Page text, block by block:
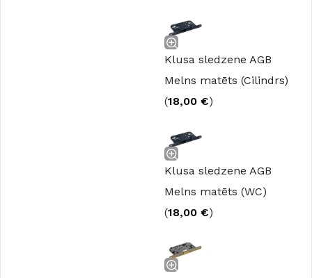
Klusa sledzene AGB
Melns matēts (Cilindrs)
(18,00 €)
Klusa sledzene AGB
Melns matēts (WC)
(18,00 €)